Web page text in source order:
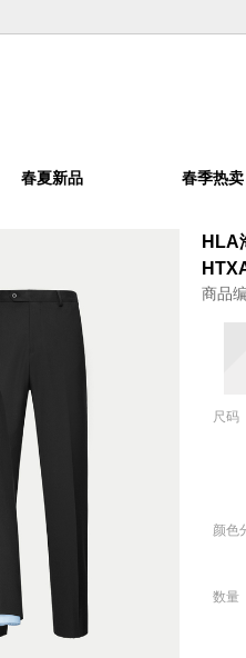
春夏新品 春季热卖
HLA
商品
尺码
颜色
数量